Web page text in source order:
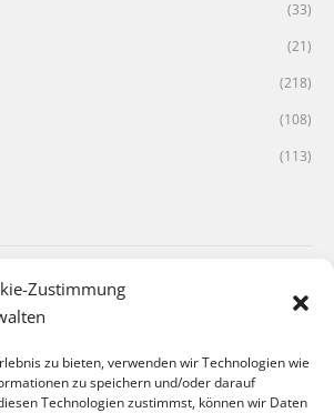
Zustimmung
zu bieten, verwenden wir Technologien wie
zu speichern und/oder darauf
Technologien zustimmst, können wir Daten
(33)
(21)
(218)
(108)
(113)